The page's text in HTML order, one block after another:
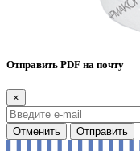
Отправить PDF на почту
×
Отменить Отправить